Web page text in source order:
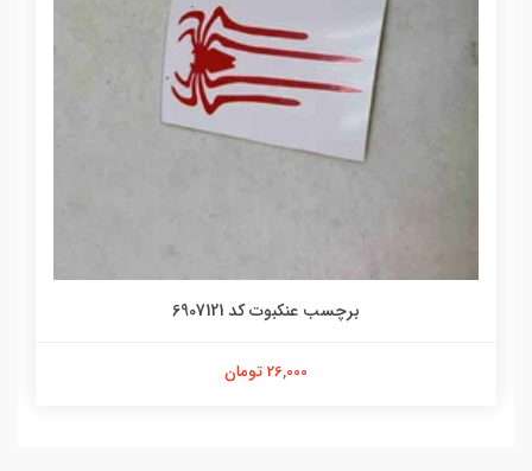
برچسب عنکبوت کد 6907121
26,000 تومان